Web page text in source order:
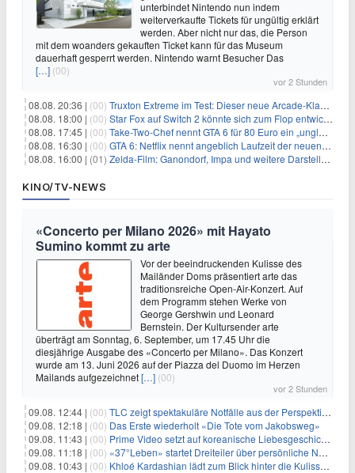
unterbindet Nintendo nun indem
weiterverkaufte Tickets für ungültig erklärt
werden. Aber nicht nur das, die Person
mit dem woanders gekauften Ticket kann für das Museum
dauerhaft gesperrt werden. Nintendo warnt Besucher Das
[…] (00)
vor 2 Stunden
08.08. 20:36 | (00) Truxton Extreme im Test: Dieser neue Arcade-Klassiker verzeiht dir gar nichts
08.08. 18:00 | (00) Star Fox auf Switch 2 könnte sich zum Flop entwickeln
08.08. 17:45 | (00) Take-Two-Chef nennt GTA 6 für 80 Euro ein „unglaubliches Schnäppchen“
08.08. 16:30 | (00) GTA 6: Netflix nennt angeblich Laufzeit der neuen Gameplay-Präsentation
08.08. 16:00 | (01) Zelda-Film: Ganondorf, Impa und weitere Darsteller sollen feststehen
KINO/TV-NEWS
«Concerto per Milano 2026» mit Hayato
Sumino kommt zu arte
Vor der beeindruckenden Kulisse des
Mailänder Doms präsentiert arte das
traditionsreiche Open-Air-Konzert. Auf
dem Programm stehen Werke von
George Gershwin und Leonard
Bernstein. Der Kultursender arte
überträgt am Sonntag, 6. September, um 17.45 Uhr die
diesjährige Ausgabe des «Concerto per Milano». Das Konzert
wurde am 13. Juni 2026 auf der Piazza del Duomo im Herzen
Mailands aufgezeichnet[…] (00)
vor 2 Stunden
09.08. 12:44 | (00) TLC zeigt spektakuläre Notfälle aus der Perspektive der Patienten
09.08. 12:18 | (00) Das Erste wiederholt «Die Tote vom Jakobsweg»
09.08. 11:43 | (00) Prime Video setzt auf koreanische Liebesgeschichte
09.08. 11:18 | (00) «37°Leben» startet Dreiteiler über persönliche Neuanfänge
09.08. 10:43 | (00) Khloé Kardashian lädt zum Blick hinter die Kulissen ihres Freundeskreises